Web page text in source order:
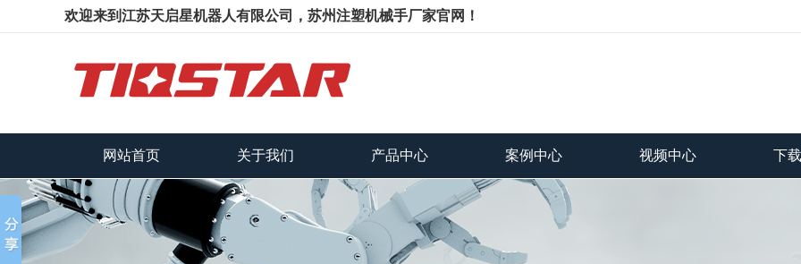
欢迎来到江苏天启星机器人有限公司，苏州注塑机械手厂家官网！
网站首页 关于我们 产品中心 案例中心 视频中心 下